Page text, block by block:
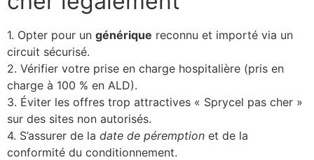
1. Opter pour un générique reconnu et importé via un
circuit sécurisé.
2. Vérifier votre prise en charge hospitalière (pris en
charge à 100 % en ALD).
3. Éviter les offres trop attractives « Sprycel pas cher »
sur des sites non autorisés.
4. S’assurer de la date de péremption et de la
conformité du conditionnement.